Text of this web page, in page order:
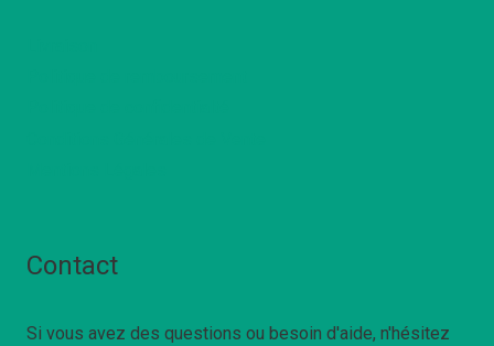
Contact
Si vous avez des questions ou besoin d'aide, n'hésitez